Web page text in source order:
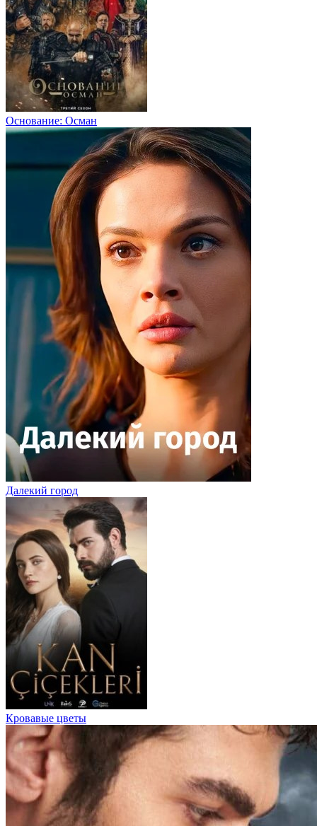
Основание: Осман
Далекий город
Кровавые цветы